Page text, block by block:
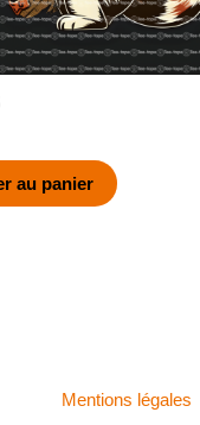
au panier
Mentions légales